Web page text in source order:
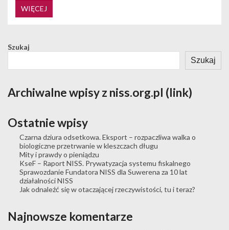
WIĘCEJ
Szukaj
Szukaj
Archiwalne wpisy z niss.org.pl (link)
Ostatnie wpisy
Czarna dziura odsetkowa. Eksport – rozpaczliwa walka o
biologiczne przetrwanie w kleszczach długu
Mity i prawdy o pieniądzu
KseF – Raport NISS. Prywatyzacja systemu fiskalnego
Sprawozdanie Fundatora NISS dla Suwerena za 10 lat
działalności NISS
Jak odnaleźć się w otaczającej rzeczywistości, tu i teraz?
Najnowsze komentarze